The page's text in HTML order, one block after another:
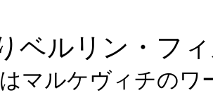
ベルリン・フ
はマルケヴィチの